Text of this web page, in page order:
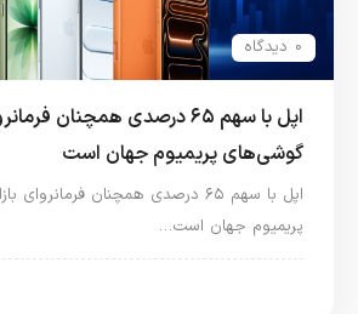
0 دیدگاه
اپل با سهم ۶۵ درصدی همچنان
گوشی‌های پریمیوم جهان است
اپل با سهم ۶۵ درصدی همچنان
پریمیوم جهان است…